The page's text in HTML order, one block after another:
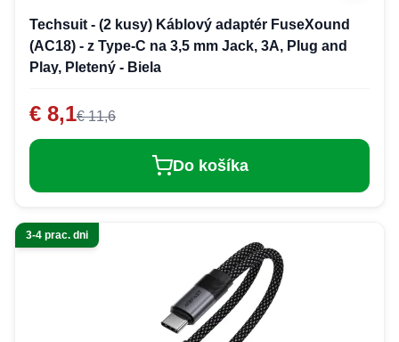
Techsuit - (2 kusy) Káblový adaptér FuseXound
(AC18) - z Type-C na 3,5 mm Jack, 3A, Plug and
Play, Pletený - Biela
€ 8,1€ 11,6
Do košíka
3-4 prac. dni